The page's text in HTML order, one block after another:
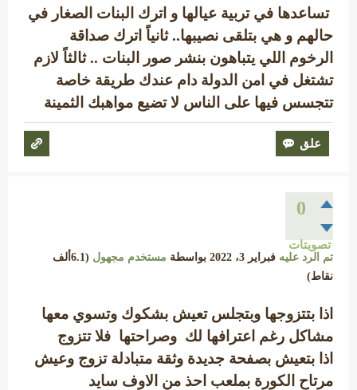
تساعدها في تربية عيالها و اترك البنات الصغار في
حالهم و هي بتلقى نصيبها.. ثانياً اترك صداقة
الرخوم اللي يتباهون بنشر صور البنات .. ثالثاً لازم
تشتغل في امن الدولة دام عندك طريقة خاصة
تتجسس فيها على الناس لا تضيع مواهبك الثمينة
0
تصويتات
تم الرد عليه فبراير 3، 2022 بواسطة مستخدم مجهول (6.1ألف
نقاط)
اذا بتتزوجها وبتجلس تعيش بشكوك وتسوي معها
مشاكل رغم اعترافها لك وصراحتها فلا تتزوج
اذا بتعيش بصفحة جديدة وثقة متبادلة تزوج وعيش
مرتاح الكورة بملعب احذ من الاوف سايد